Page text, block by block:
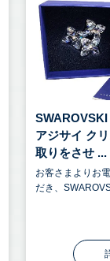
アジサイ ク
取りをさせ ...
お客さまよりお
だき、